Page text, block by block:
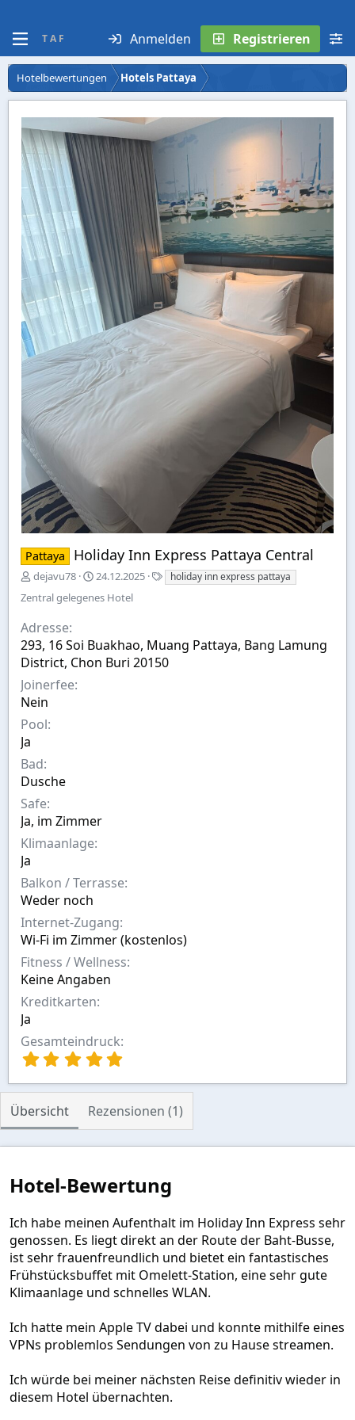
T A F Anmelden Registrieren
Hotelbewertungen Hotels Pattaya
Pattaya Holiday Inn Express Pattaya Central
E
s
e
l
l
v
o
dejavu78
A
s
h
l
24.12.2025
S
t
w
o
holiday inn express pattaya
Zentral gelegenes Hotel
Adresse
293, 16 Soi Buakhao, Muang Pattaya, Bang Lamung
District, Chon Buri 20150
Joinerfee
Nein
Pool
Ja
Bad
Dusche
Safe
Ja, im Zimmer
Klimaanlage
Ja
Balkon / Terrasse
Weder noch
Internet-Zugang
Wi-Fi im Zimmer (kostenlos)
Fitness / Wellness
Keine Angaben
Kreditkarten
Ja
Gesamteindruck
0
0
S
t
e
n
(
)
Übersicht Rezensionen (1)
Hotel-Bewertung
Ich habe meinen Aufenthalt im Holiday Inn Express sehr
genossen. Es liegt direkt an der Route der Baht-Busse,
ist sehr frauenfreundlich und bietet ein fantastisches
Frühstücksbuffet mit Omelett-Station, eine sehr gute
Klimaanlage und schnelles WLAN.
Ich hatte mein Apple TV dabei und konnte mithilfe eines
VPNs problemlos Sendungen von zu Hause streamen.
Ich würde bei meiner nächsten Reise definitiv wieder in
diesem Hotel übernachten.